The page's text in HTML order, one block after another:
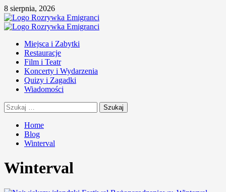
Skip
to
content
8 sierpnia, 2026
Primary
Miejsca i Zabytki
Restauracje
Film i Teatr
Koncerty i Wydarzenia
Quizy i Zagadki
Wiadomości
Szukaj:
Home
Blog
Winterval
Winterval